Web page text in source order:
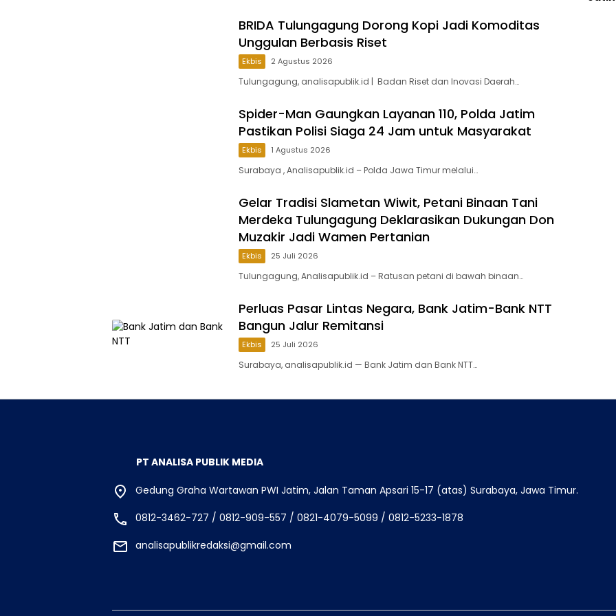
BRIDA Tulungagung Dorong Kopi Jadi Komoditas
Unggulan Berbasis Riset
Ekbis 2 Agustus 2026
Tulungagung, analisapublik.id | Badan Riset dan Inovasi Daerah…
Spider-Man Gaungkan Layanan 110, Polda Jatim
Pastikan Polisi Siaga 24 Jam untuk Masyarakat
Ekbis 1 Agustus 2026
Surabaya , Analisapublik.id – Polda Jawa Timur melalui…
Gelar Tradisi Slametan Wiwit, Petani Binaan Tani
Merdeka Tulungagung Deklarasikan Dukungan Don
Muzakir Jadi Wamen Pertanian
Ekbis 25 Juli 2026
Tulungagung, Analisapublik.id – Ratusan petani di bawah binaan…
Perluas Pasar Lintas Negara, Bank Jatim-Bank NTT
Bangun Jalur Remitansi
Ekbis 25 Juli 2026
Surabaya, analisapublik.id — Bank Jatim dan Bank NTT…
PT ANALISA PUBLIK MEDIA
Gedung Graha Wartawan PWI Jatim, Jalan Taman Apsari 15-17 (atas) Surabaya, Jawa Timur.
0812-3462-727 / 0812-909-557 / 0821-4079-5099 / 0812-5233-1878
analisapublikredaksi@gmail.com